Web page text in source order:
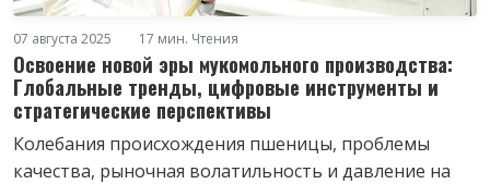
07 августа 2025 17 мин. Чтения
Освоение новой эры мукомольного производства:
Глобальные тренды, цифровые инструменты и
стратегические перспективы
Колебания происхождения пшеницы, проблемы
качества, рыночная волатильность и давление на